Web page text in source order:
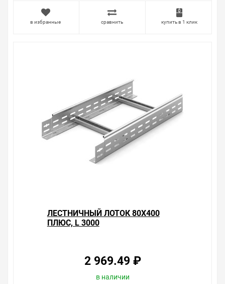
вопросы.
в избранные сравнить купить в 1 клик
ЛЕСТНИЧНЫЙ ЛОТОК 80Х400
ПЛЮС, L 3000
2 969.49 ₽
в наличии